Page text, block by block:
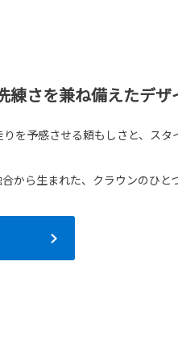
練さを兼ね備えたデザ
を予感させる頼もしさと、ス
合から生まれた、クラウンのひと